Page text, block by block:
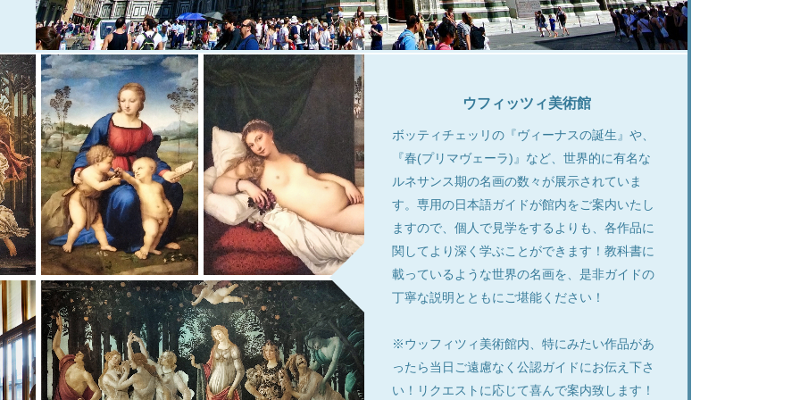
ウフィッツィ美術館
ボッティチェッリの『ヴィーナスの誕生』や、
『春(プリマヴェーラ)』など、世界的に有名な
ルネサンス期の名画の数々が展示されていま
す。専用の日本語ガイドが館内をご案内いたし
ますので、個人で見学をするよりも、各作品に
関してより深く学ぶことができます！教科書に
載っているような世界の名画を、是非ガイドの
丁寧な説明とともにご堪能ください！
※ウッフィツィ美術館内、特にみたい作品があ
ったら当日ご遠慮なく公認ガイドにお伝え下さ
い！リクエストに応じて喜んで案内致します！